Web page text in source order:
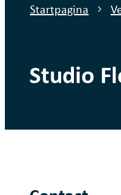
Startpagina
Studio